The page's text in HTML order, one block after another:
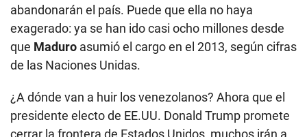
abandonarán el país. Puede que ella no haya
exagerado: ya se han ido casi ocho millones desde
que Maduro asumió el cargo en el 2013, según cifras
de las Naciones Unidas.
¿A dónde van a huir los venezolanos? Ahora que el
presidente electo de EE.UU. Donald Trump promete